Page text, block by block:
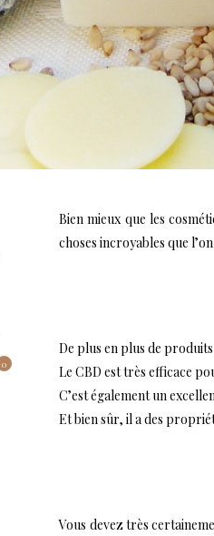
0
Bien mieux que les
choses incroyables que
De plus en plus de
Le CBD est très efficace
C’est également un
Et bien sûr, il a des
Vous devez très